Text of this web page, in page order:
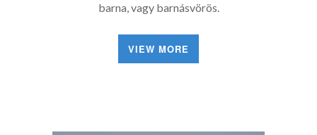
barna, vagy barnásvörös.
VIEW MORE